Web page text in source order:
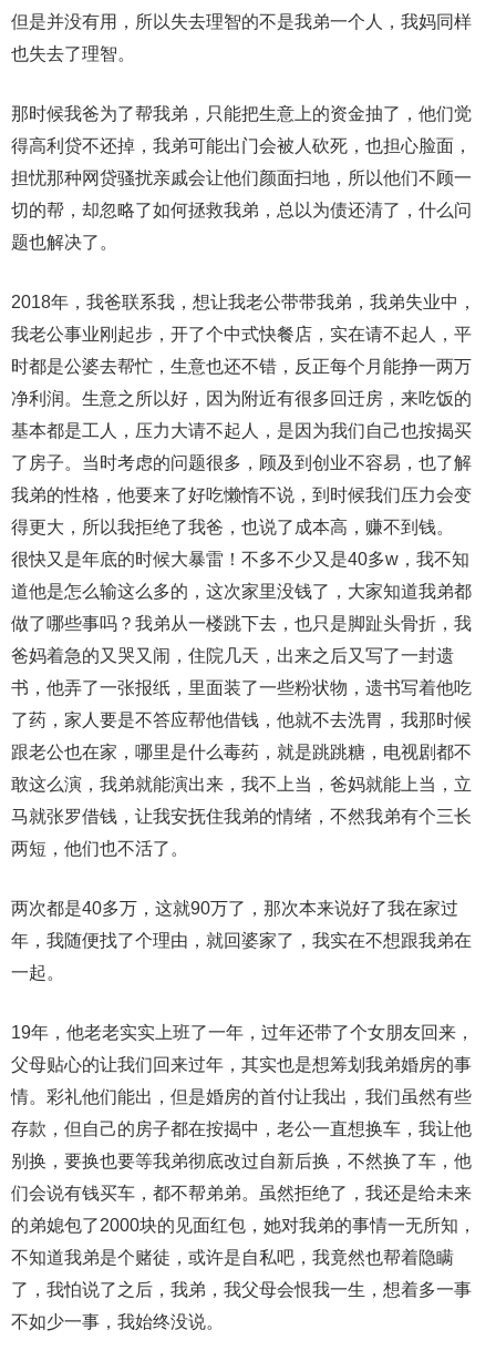
但是并没有用，所以失去理智的不是我弟一个人，我妈同样
也失去了理智。
那时候我爸为了帮我弟，只能把生意上的资金抽了，他们觉
得高利贷不还掉，我弟可能出门会被人砍死，也担心脸面，
担忧那种网贷骚扰亲戚会让他们颜面扫地，所以他们不顾一
切的帮，却忽略了如何拯救我弟，总以为债还清了，什么问
题也解决了。
2018年，我爸联系我，想让我老公带带我弟，我弟失业中，
我老公事业刚起步，开了个中式快餐店，实在请不起人，平
时都是公婆去帮忙，生意也还不错，反正每个月能挣一两万
净利润。生意之所以好，因为附近有很多回迁房，来吃饭的
基本都是工人，压力大请不起人，是因为我们自己也按揭买
了房子。当时考虑的问题很多，顾及到创业不容易，也了解
我弟的性格，他要来了好吃懒惰不说，到时候我们压力会变
得更大，所以我拒绝了我爸，也说了成本高，赚不到钱。
很快又是年底的时候大暴雷！不多不少又是40多w，我不知
道他是怎么输这么多的，这次家里没钱了，大家知道我弟都
做了哪些事吗？我弟从一楼跳下去，也只是脚趾头骨折，我
爸妈着急的又哭又闹，住院几天，出来之后又写了一封遗
书，他弄了一张报纸，里面装了一些粉状物，遗书写着他吃
了药，家人要是不答应帮他借钱，他就不去洗胃，我那时候
跟老公也在家，哪里是什么毒药，就是跳跳糖，电视剧都不
敢这么演，我弟就能演出来，我不上当，爸妈就能上当，立
马就张罗借钱，让我安抚住我弟的情绪，不然我弟有个三长
两短，他们也不活了。
两次都是40多万，这就90万了，那次本来说好了我在家过
年，我随便找了个理由，就回婆家了，我实在不想跟我弟在
一起。
19年，他老老实实上班了一年，过年还带了个女朋友回来，
父母贴心的让我们回来过年，其实也是想筹划我弟婚房的事
情。彩礼他们能出，但是婚房的首付让我出，我们虽然有些
存款，但自己的房子都在按揭中，老公一直想换车，我让他
别换，要换也要等我弟彻底改过自新后换，不然换了车，他
们会说有钱买车，都不帮弟弟。虽然拒绝了，我还是给未来
的弟媳包了2000块的见面红包，她对我弟的事情一无所知，
不知道我弟是个赌徒，或许是自私吧，我竟然也帮着隐瞒
了，我怕说了之后，我弟，我父母会恨我一生，想着多一事
不如少一事，我始终没说。